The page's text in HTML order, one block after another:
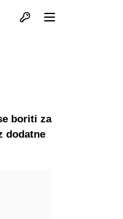
Otvori profil
boriti za
dodatne